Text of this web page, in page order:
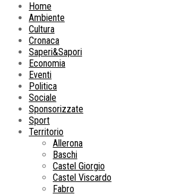
Home
Ambiente
Cultura
Cronaca
Saperi&Sapori
Economia
Eventi
Politica
Sociale
Sponsorizzate
Sport
Territorio
Allerona
Baschi
Castel Giorgio
Castel Viscardo
Fabro